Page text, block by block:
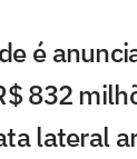
é
832
lateral